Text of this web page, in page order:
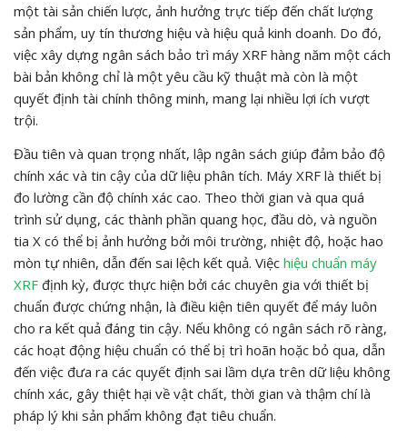
một tài sản chiến lược, ảnh hưởng trực tiếp đến chất lượng
sản phẩm, uy tín thương hiệu và hiệu quả kinh doanh. Do đó,
việc xây dựng ngân sách bảo trì máy XRF hàng năm một cách
bài bản không chỉ là một yêu cầu kỹ thuật mà còn là một
quyết định tài chính thông minh, mang lại nhiều lợi ích vượt
trội.
Đầu tiên và quan trọng nhất, lập ngân sách giúp đảm bảo độ
chính xác và tin cậy của dữ liệu phân tích. Máy XRF là thiết bị
đo lường cần độ chính xác cao. Theo thời gian và qua quá
trình sử dụng, các thành phần quang học, đầu dò, và nguồn
tia X có thể bị ảnh hưởng bởi môi trường, nhiệt độ, hoặc hao
mòn tự nhiên, dẫn đến sai lệch kết quả. Việc hiệu chuẩn máy
XRF định kỳ, được thực hiện bởi các chuyên gia với thiết bị
chuẩn được chứng nhận, là điều kiện tiên quyết để máy luôn
cho ra kết quả đáng tin cậy. Nếu không có ngân sách rõ ràng,
các hoạt động hiệu chuẩn có thể bị trì hoãn hoặc bỏ qua, dẫn
đến việc đưa ra các quyết định sai lầm dựa trên dữ liệu không
chính xác, gây thiệt hại về vật chất, thời gian và thậm chí là
pháp lý khi sản phẩm không đạt tiêu chuẩn.